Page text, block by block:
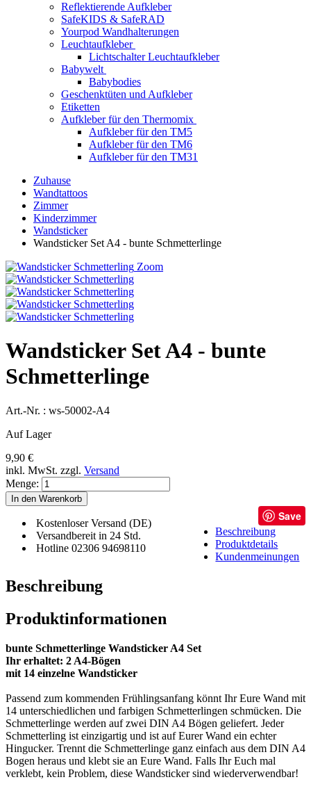
Reflektierende Aufkleber
SafeKIDS & SafeRAD
Yourpod Wandhalterungen
Leuchtaufkleber
Lichtschalter Leuchtaufkleber
Babywelt
Babybodies
Geschenktüten und Aufkleber
Etiketten
Aufkleber für den Thermomix
Aufkleber für den TM5
Aufkleber für den TM6
Aufkleber für den TM31
Zuhause
Wandtattoos
Zimmer
Kinderzimmer
Wandsticker
Wandsticker Set A4 - bunte Schmetterlinge
Zoom
Wandsticker Set A4 - bunte
Schmetterlinge
Art.-Nr. : ws-50002-A4
Auf Lager
9,90 €
inkl. MwSt. zzgl. Versand
Menge:
In den Warenkorb
Kostenloser Versand (DE)
Versandbereit in 24 Std.
Hotline 02306 94698110
Save
Beschreibung
Produktdetails
Kundenmeinungen
Beschreibung
Produktinformationen
bunte Schmetterlinge Wandsticker A4 Set
Ihr erhaltet: 2 A4-Bögen
mit 14 einzelne Wandsticker
Passend zum kommenden Frühlingsanfang könnt Ihr Eure Wand mit
14 unterschiedlichen und farbigen Schmetterlingen schmücken. Die
Schmetterlinge werden auf zwei DIN A4 Bögen geliefert. Jeder
Schmetterling ist einzigartig und ist auf Eurer Wand ein echter
Hingucker. Trennt die Schmetterlinge ganz einfach aus dem DIN A4
Bogen heraus und klebt sie an Eure Wand. Falls Ihr Euch mal
verklebt, kein Problem, diese Wandsticker sind wiederverwendbar!